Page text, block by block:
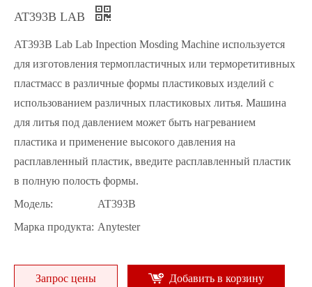
AT393B LAB
AT393B Lab Lab Inpection Mosding Machine используется
для изготовления термопластичных или терморетитивных
пластмасс в различные формы пластиковых изделий с
использованием различных пластиковых литья. Машина
для литья под давлением может быть нагреванием
пластика и применение высокого давления на
расплавленный пластик, введите расплавленный пластик
в полную полость формы.
Модель:
AT393B
Марка продукта: Anytester
Запрос цены Добавить в корзину